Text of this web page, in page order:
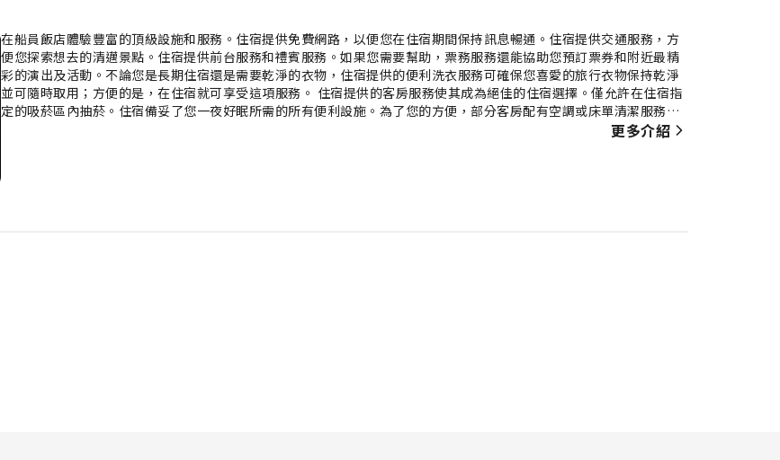
在船員飯店體驗豐富的頂級設施和服務。住宿提供免費網路，以便您在住宿期間保持訊息暢通。住宿提供交通服務，方
便您探索想去的清邁景點。住宿提供前台服務和禮賓服務。如果您需要幫助，票務服務還能協助您預訂票券和附近最精
彩的演出及活動。不論您是長期住宿還是需要乾淨的衣物，住宿提供的便利洗衣服務可確保您喜愛的旅行衣物保持乾淨
並可隨時取用；方便的是，在住宿就可享受這項服務。 住宿提供的客房服務使其成為絕佳的住宿選擇。僅允許在住宿指
定的吸菸區內抽菸。住宿備妥了您一夜好眠所需的所有便利設施。為了您的方便，部分客房配有空調或床單清潔服務，
以提升您的住宿體驗。 入住特定房型的客人可以在住宿期間享受室內娛樂，如房內影音串流服務、每日報紙或電視。 住
更多介紹